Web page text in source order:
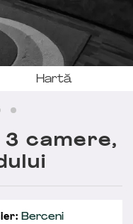
Hartă
camere,
Berceni